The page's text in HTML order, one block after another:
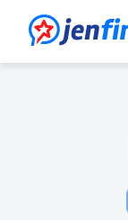
JenFirmy.cz